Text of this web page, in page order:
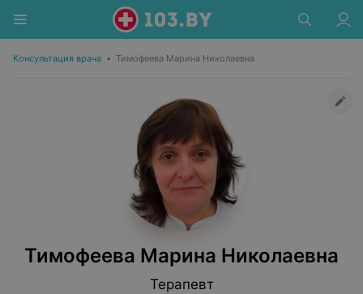
Консультация врача • Тимофеева Марина Николаевна
Тимофеева Марина Николаевна
Терапевт